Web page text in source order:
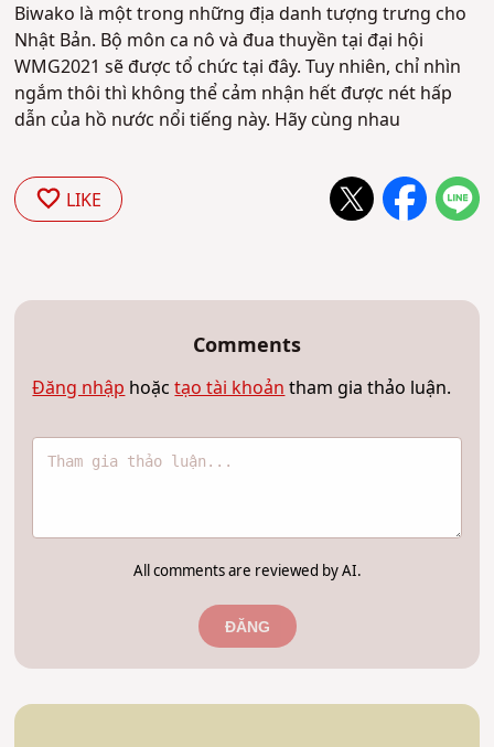
Biwako là một trong những địa danh tượng trưng cho
Nhật Bản. Bộ môn ca nô và đua thuyền tại đại hội
WMG2021 sẽ được tổ chức tại đây. Tuy nhiên, chỉ nhìn
ngắm thôi thì không thể cảm nhận hết được nét hấp
dẫn của hồ nước nổi tiếng này. Hãy cùng nhau
LIKE
Comments
Đăng nhậphoặctạo tài khoảntham gia thảo luận.
All comments are reviewed by AI.
ĐĂNG